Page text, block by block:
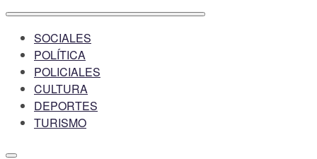
SOCIALES
POLÍTICA
POLICIALES
CULTURA
DEPORTES
TURISMO